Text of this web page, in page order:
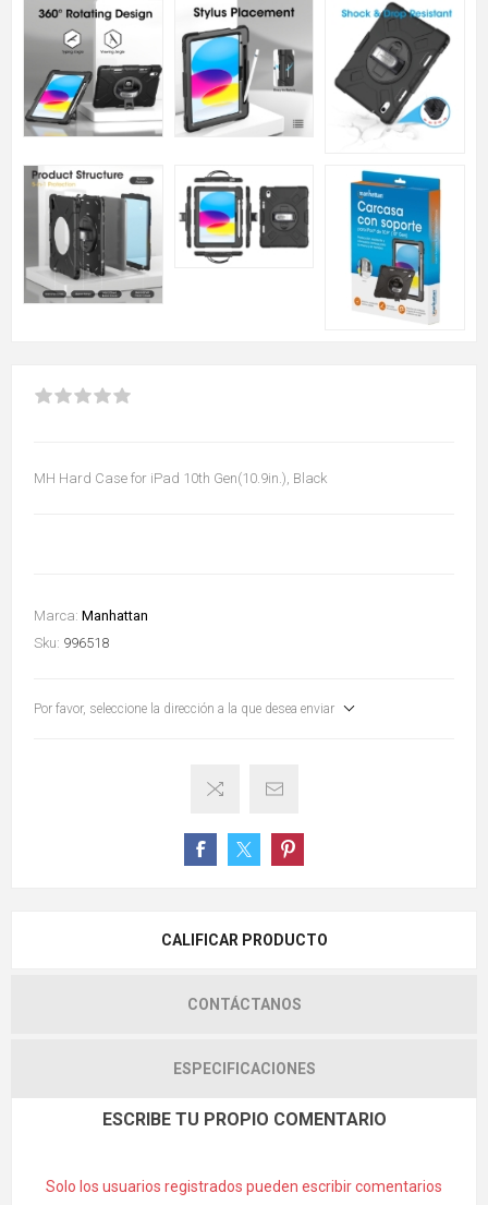
MH Hard Case for iPad 10th Gen(10.9in.), Black
Marca: Manhattan
Sku: 996518
Por favor, seleccione la dirección a la que desea enviar
CALIFICAR PRODUCTO
CONTÁCTANOS
ESPECIFICACIONES
ESCRIBE TU PROPIO COMENTARIO
Solo los usuarios registrados pueden escribir comentarios